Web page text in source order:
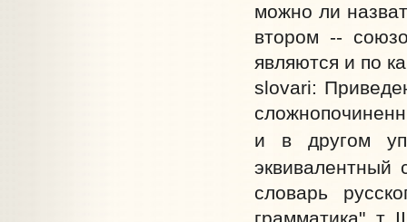
можно ли
втором --
являются и по
slovari:
и в другом
эквивалентный
словарь